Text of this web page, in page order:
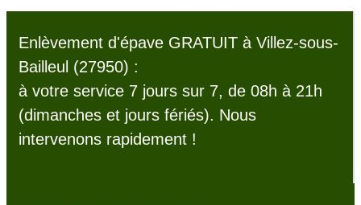
Enlèvement d'épave GRATUIT à Villez-sous-
Bailleul (27950) :
à votre service 7 jours sur 7, de 08h à 21h
(dimanches et jours fériés). Nous
intervenons rapidement !